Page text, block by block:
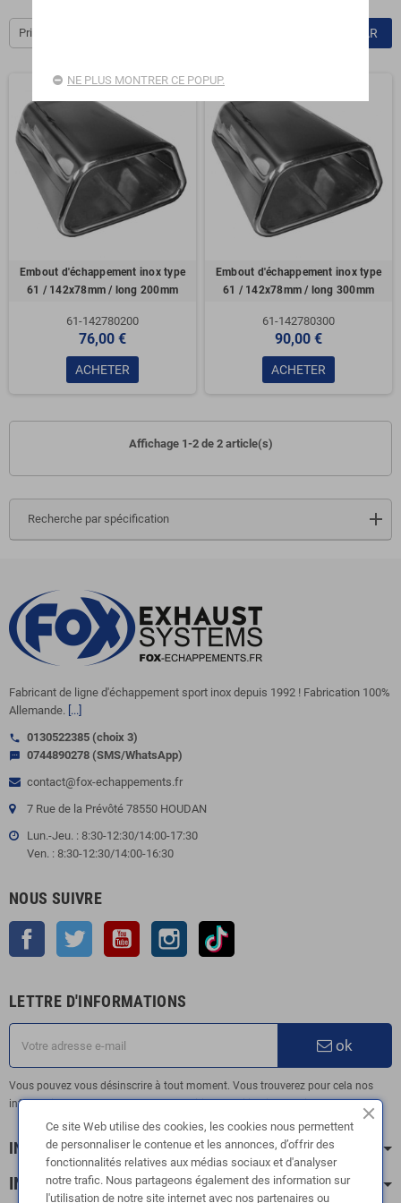
Recherche par spécification
Prix, croissant FILTRER PAR
Embout d'échappement inox type
61 / 142x78mm / long 200mm
61-142780200
76,00 €
ACHETER
Embout d'échappement inox type
61 / 142x78mm / long 300mm
61-142780300
90,00 €
ACHETER
Affichage 1-2 de 2 article(s)
Fabricant de ligne d'échappement sport inox depuis 1992 ! Fabrication 100%
Allemande. [...]
call 0130522385 (choix 3)
sms
0744890278 (SMS/WhatsApp)
contact@fox-echappements.fr
7 Rue de la Prévôté 78550 HOUDAN
Lun.-Jeu. : 8:30-12:30/14:00-17:30
Ven. : 8:30-12:30/14:00-16:30
NOUS SUIVRE
Facebook Twitter YouTube Instagram
LETTRE D'INFORMATIONS
ok
Vous pouvez vous désinscrire à tout moment. Vous trouverez pour cela nos
informations de contact dans les conditions d'utilisation du site.
INFORMATION
INFOS PRATIQUES
NE PLUS MONTRER CE POPUP.
Ce site Web utilise des cookies, les cookies nous permettent
de personnaliser le contenue et les annonces, d’offrir des
fonctionnalités relatives aux médias sociaux et d'analyser
notre trafic. Nous partageons également des information sur
l'utilisation de notre site internet avec nos partenaires ou